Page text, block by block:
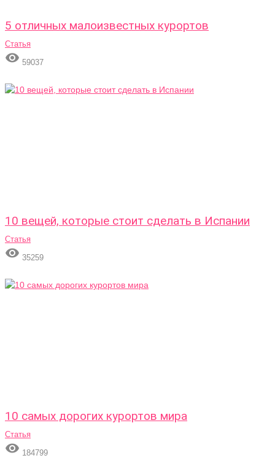
5 отличных малоизвестных курортов
Статья
 59037
10 вещей, которые стоит сделать в Испании
Статья
 35259
10 самых дорогих курортов мира
Статья
 184799